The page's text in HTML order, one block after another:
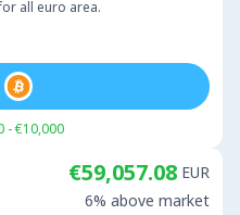
all euro area.
- €10,000
€59,057.08 EUR
6% above market